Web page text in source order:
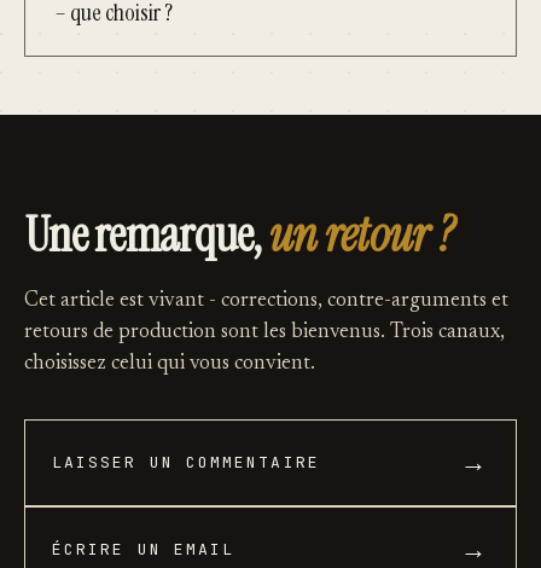
– que choisir ?
Une remarque,un retour ?
Cet article est vivant - corrections, contre-arguments et
retours de production sont les bienvenus. Trois canaux,
choisissez celui qui vous convient.
LAISSER UN COMMENTAIRE →
ÉCRIRE UN EMAIL →